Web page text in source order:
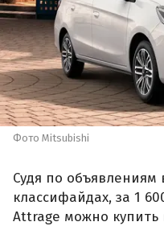
Фото Mitsubishi
Судя по
классифайдах, за 1
Attrage можно купить